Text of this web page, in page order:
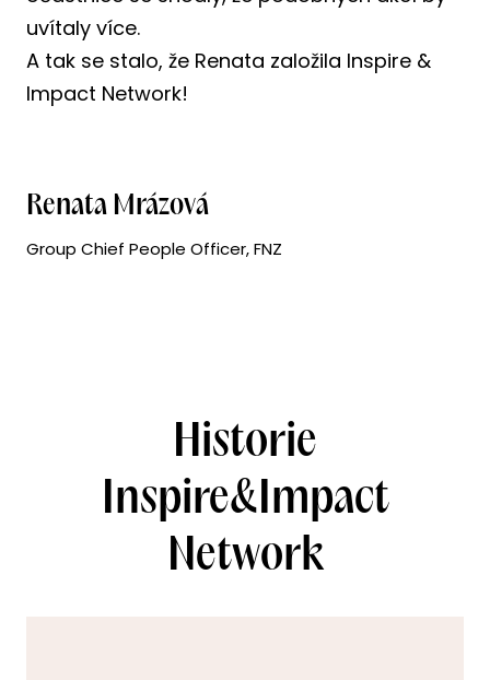
uvítaly více.
A tak se stalo, že Renata založila Inspire &
Impact Network!
Renata Mrázová
Group Chief People Officer, FNZ
Historie
Inspire&Impact
Network